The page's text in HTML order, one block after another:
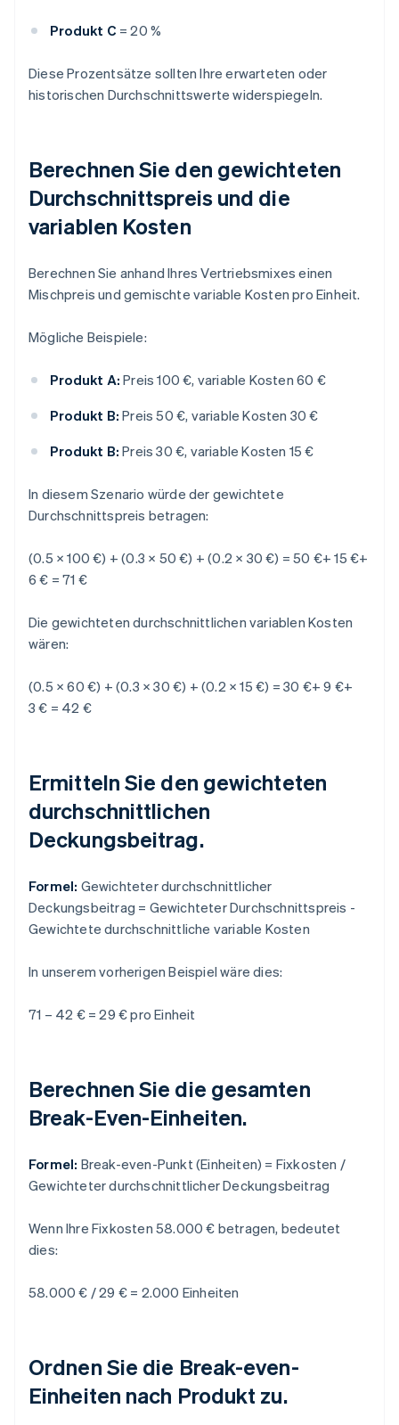
Produkt C = 20 %
Diese Prozentsätze sollten Ihre erwarteten oder
historischen Durchschnittswerte widerspiegeln.
Berechnen Sie den gewichteten
Durchschnittspreis und die
variablen Kosten
Berechnen Sie anhand Ihres Vertriebsmixes einen
Mischpreis und gemischte variable Kosten pro Einheit.
Mögliche Beispiele:
Produkt A: Preis 100 €, variable Kosten 60 €
Produkt B: Preis 50 €, variable Kosten 30 €
Produkt B: Preis 30 €, variable Kosten 15 €
In diesem Szenario würde der gewichtete
Durchschnittspreis betragen:
(0.5 × 100 €) + (0.3 × 50 €) + (0.2 × 30 €) = 50 €+ 15 €+
6 € = 71 €
Die gewichteten durchschnittlichen variablen Kosten
wären:
(0.5 × 60 €) + (0.3 × 30 €) + (0.2 × 15 €) = 30 €+ 9 €+
3 € = 42 €
Ermitteln Sie den gewichteten
durchschnittlichen
Deckungsbeitrag.
Formel: Gewichteter durchschnittlicher
Deckungsbeitrag = Gewichteter Durchschnittspreis -
Gewichtete durchschnittliche variable Kosten
In unserem vorherigen Beispiel wäre dies:
71 – 42 € = 29 € pro Einheit
Berechnen Sie die gesamten
Break-Even-Einheiten.
Formel: Break-even-Punkt (Einheiten) = Fixkosten /
Gewichteter durchschnittlicher Deckungsbeitrag
Wenn Ihre Fixkosten 58.000 € betragen, bedeutet
dies:
58.000 € / 29 € = 2.000 Einheiten
Ordnen Sie die Break-even-
Einheiten nach Produkt zu.